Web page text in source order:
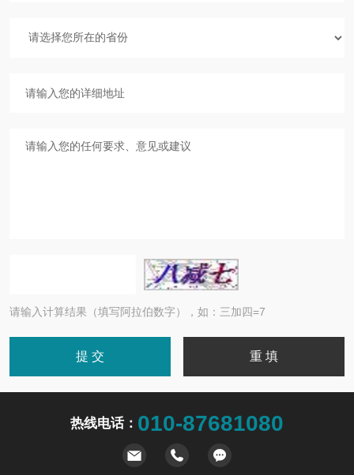
请输入计算结果（填写阿拉伯数字），如：三加四=7
热线电话： 010-87681080